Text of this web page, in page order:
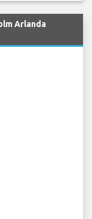
Arlanda